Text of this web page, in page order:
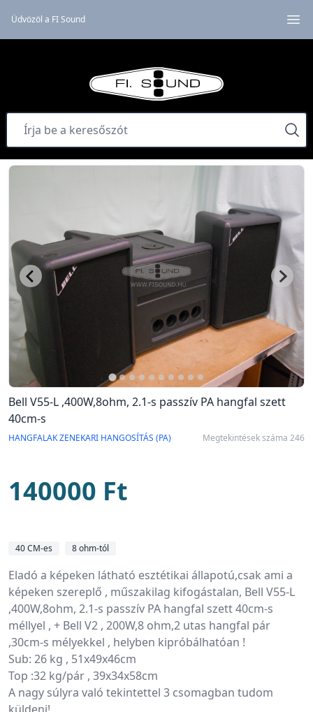
Üdvözöl a FI Sound
Bell V55-L ,400W,8ohm, 2.1-s passzív PA hangfal szett
40cm-s
HANGFALAK ZENEKARI HANGOSÍTÁS (PA) Megtekintések száma 246
140000 Ft
40 CM-es 8 ohm-tól
Eladó a képeken látható esztétikai állapotú,csak ami a
képeken szereplő , műszakilag kifogástalan, Bell V55-L
,400W,8ohm, 2.1-s passzív PA hangfal szett 40cm-s
méllyel , + Bell V2 , 200W,8 ohm,2 utas hangfal pár
,30cm-s mélyekkel , helyben kipróbálhatóan !
Sub: 26 kg , 51x49x46cm
Top :32 kg/pár , 39x34x58cm
A nagy súlyra való tekintettel 3 csomagban tudom
küldeni!